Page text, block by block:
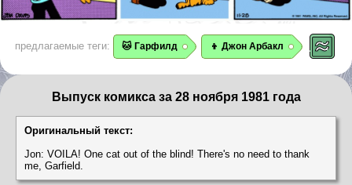
предлагаемые теги: 🐱 Гарфилд 👦 Джон Арбакл
Выпуск комикса за 28 ноября 1981 года
Оригинальный текст:
Jon: VOILA! One cat out of the blind! There's no need to thank
me, Garfield.